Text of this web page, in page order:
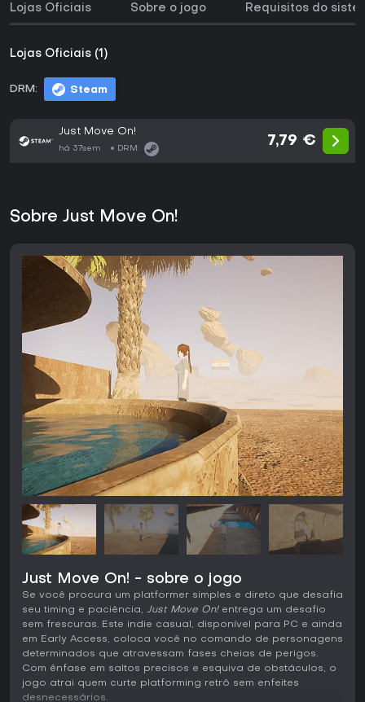
Lojas Oficiais Sobre o jogo Requisitos do
Lojas Oficiais (1)
DRM: Steam
Just Move On!
há 37sem DRM:
7,79 €
Sobre Just Move On!
Just Move On! - sobre o jogo
Se você procura um platformer simples e direto que desafia
seu timing e paciência, Just Move On!entrega um desafio
sem frescuras. Este indie casual, disponível para PC e ainda
em Early Access, coloca você no comando de personagens
determinados que atravessam fases cheias de perigos.
Com ênfase em saltos precisos e esquiva de obstáculos, o
jogo atrai quem curte platforming retrô sem enfeites
desnecessários.